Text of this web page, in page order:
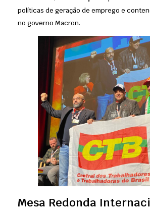
políticas de geração de emprego e
no governo Macron.
Mesa Redonda